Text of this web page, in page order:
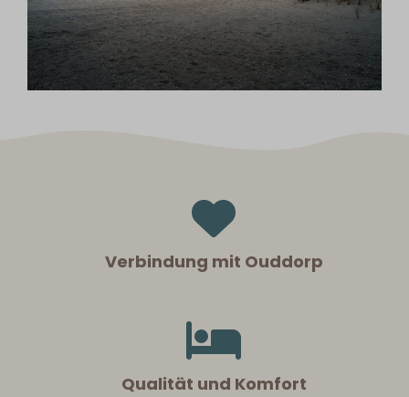
Verbindung mit Ouddorp
Qualität und Komfort